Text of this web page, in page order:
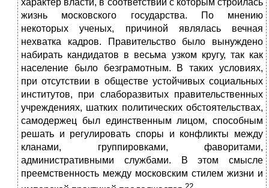
характер власти, в соответствии с которым строилась
жизнь московского государства. По мнению
некоторых ученых, причиной являлась вечная
нехватка кадров. Правительство было вынуждено
набирать кандидатов в весьма узком кругу, так как
население было безграмотным. В таких условиях,
при отсутствии в обществе устойчивых социальных
институтов, при слаборазвитых правительственных
учреждениях, шатких политических обстоятельствах,
самодержец был единственным лицом, способным
решать и регулировать споры и конфликты между
кланами, группировками, фаворитами,
административными службами. В этом смысле
преемственность между московским стилем жизни и